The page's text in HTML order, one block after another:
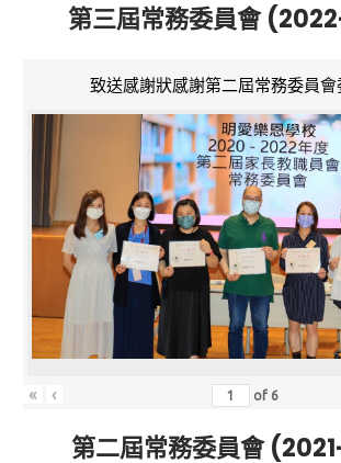
第三屆常務委員會
致送感謝狀感謝第二屆常務委員會
« ‹ of 6
第二屆常務委員會